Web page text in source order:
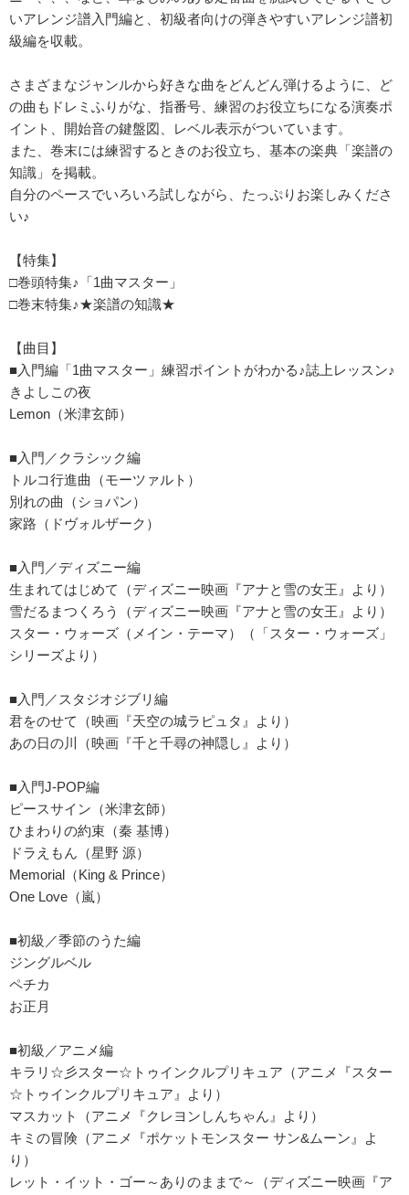
いアレンジ譜入門編と、初級者向けの弾きやすいアレンジ譜初
級編を収載。
さまざまなジャンルから好きな曲をどんどん弾けるように、ど
の曲もドレミふりがな、指番号、練習のお役立ちになる演奏ポ
イント、開始音の鍵盤図、レベル表示がついています。
また、巻末には練習するときのお役立ち、基本の楽典「楽譜の
知識」を掲載。
自分のペースでいろいろ試しながら、たっぷりお楽しみくださ
い♪
【特集】
□巻頭特集♪「1曲マスター」
□巻末特集♪★楽譜の知識★
【曲目】
■入門編「1曲マスター」練習ポイントがわかる♪誌上レッスン♪
きよしこの夜
Lemon（米津玄師）
■入門／クラシック編
トルコ行進曲（モーツァルト）
別れの曲（ショパン）
家路（ドヴォルザーク）
■入門／ディズニー編
生まれてはじめて（ディズニー映画『アナと雪の女王』より）
雪だるまつくろう（ディズニー映画『アナと雪の女王』より）
スター・ウォーズ（メイン・テーマ）（「スター・ウォーズ」
シリーズより）
■入門／スタジオジブリ編
君をのせて（映画『天空の城ラピュタ』より）
あの日の川（映画『千と千尋の神隠し』より）
■入門J-POP編
ピースサイン（米津玄師）
ひまわりの約束（秦 基博）
ドラえもん（星野 源）
Memorial（King & Prince）
One Love（嵐）
■初級／季節のうた編
ジングルベル
ペチカ
お正月
■初級／アニメ編
キラリ☆彡スター☆トゥインクルプリキュア（アニメ『スター
☆トゥインクルプリキュア』より）
マスカット（アニメ『クレヨンしんちゃん』より）
キミの冒険（アニメ『ポケットモンスター サン&ムーン』よ
り）
レット・イット・ゴー～ありのままで～（ディズニー映画『ア